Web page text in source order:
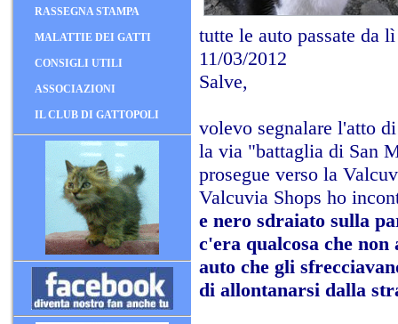
RASSEGNA STAMPA
MALATTIE DEI GATTI
CONSIGLI UTILI
ASSOCIAZIONI
IL CLUB DI GATTOPOLI
tutte le auto passate da
11/03/2012
Salve,
volevo segnalare l'atto
la via "battaglia di San
prosegue verso la
Valcuvia Shops ho
e nero sdraiato sulla
c'era qualcosa che
auto che gli
di allontanarsi dalla